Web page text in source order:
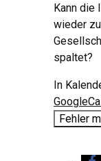
Kann die
wieder
spaltet?
In
Fehler